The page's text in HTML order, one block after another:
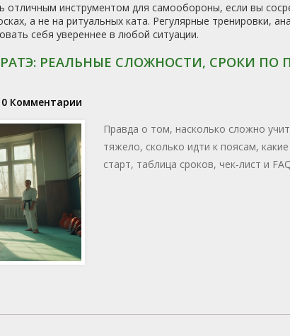
отличным инструментом для самообороны, если вы
а не на ритуальных ката. Регулярные тренировки,
себя увереннее в любой ситуации.
РЕАЛЬНЫЕ СЛОЖНОСТИ, СРОКИ ПО
0 Комментарии
Правда о том, насколько сложно
тяжело, сколько идти к поясам,
старт, таблица сроков, чек‑лист и